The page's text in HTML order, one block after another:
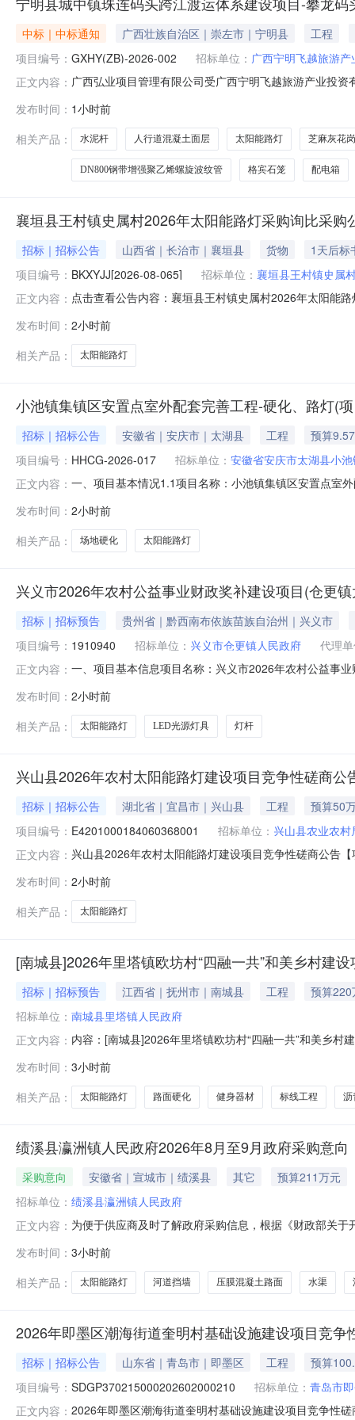
中标｜中标通知 广西壮族自治区｜崇左市｜宁明县
工程
项目编号： GXHY(ZB)-2026-002 招标单位： 广西宁明飞越旅游
正文内容： 广西弘业项目管理有限公司受广西宁明飞越旅游产业投
三、采购项目简要说明：新建船舶系船柱，新建河堤加
DN8
发布时间： 1小时前
相关产品：
水泥杆 人行道混凝土面层 太阳能路灯 芝麻灰花
DN800钢带增强聚乙烯螺旋波纹管 格宾石笼 配电箱
襄垣县王村镇史属村2026年太阳能路灯采购询比采购
招标｜招标公告 山西省｜长治市｜襄垣县 货物
1天后标
项目编号： BKXYJJ[2026-08-065] 招标单位： 襄垣县王村镇史属
正文内容： 点击查看公告内容：襄垣县王村镇史属村2026年太阳能
发布时间： 2小时前
相关产品：
太阳能路灯
小池镇集镇区安置点室外配套完善工程-硬化、路灯(
招标｜招标公告 安徽省｜安庆市｜太湖县 工程
预算
项目编号： HHCG-2026-017 招标单位： 安徽省安庆市太湖县小
正文内容： 一、项目基本情况1.1项目名称：小池镇集镇区安置点室
容为安装太阳能路灯及场地硬化，具体详见工程施工图
发布时间： 2小时前
相关产品：
场地硬化 太阳能路灯
兴义市2026年农村公益事业财政奖补建设项目(仓更
招标｜招标预告
贵州省｜黔西南布依族苗族自治州｜兴义市
项目编号： 1910940 招标单位： 兴义市仓更镇人民政府
代理
正文内容： 一、项目基本信息项目名称：兴义市2026年农村公益事
反馈给代理机构）1、采购人信息采购单位名称：兴义市
发布时间： 2小时前
相关产品：
太阳能路灯 LED光源灯具 灯杆
兴山县2026年农村太阳能路灯建设项目竞争性磋商公
招标｜招标公告 湖北省｜宜昌市｜兴山县 工程
预算50
项目编号： E4201000184060368001 招标单位： 兴山县农业农村
正文内容： 兴山县2026年农村太阳能路灯建设项目竞争性磋商公告
号：420526-2026-002813、项目名称：兴山县2026年
发布时间： 2小时前
相关产品：
太阳能路灯
[南城县]2026年里塔镇欧坊村“四融一共”和美乡村建设
招标｜招标预告 江西省｜抚州市｜南城县 工程
预算220
招标单位： 南城县里塔镇人民政府
正文内容： 内容：[南城县]2026年里塔镇欧坊村“四融一共”和美乡
12026年里塔镇欧坊村“四融一共”和美乡村建设项目南
30盏等。施工22
发布时间： 3小时前
相关产品：
太阳能路灯 路面硬化 健身器材 标线工程 沥
绩溪县瀛洲镇人民政府2026年8月至9月政府采购意向
采购意向 安徽省｜宣城市｜绩溪县 其它
预算211万元
招标单位： 绩溪县瀛洲镇人民政府
正文内容： 为便于供应商及时了解政府采购信息，根据《财政部关
3823平方米；新建混凝土道路约936平方米；新建河道
立方米；新放铸铁
发布时间： 3小时前
相关产品：
太阳能路灯 河道挡墙 压膜混凝土路面 水渠
2026年即墨区潮海街道奎明村基础设施建设项目竞争
招标｜招标公告 山东省｜青岛市｜即墨区 工程
预算
项目编号： SDGP370215000202602000210 招标单位： 青岛市
正文内容： 2026年即墨区潮海街道奎明村基础设施建设项目竞争性